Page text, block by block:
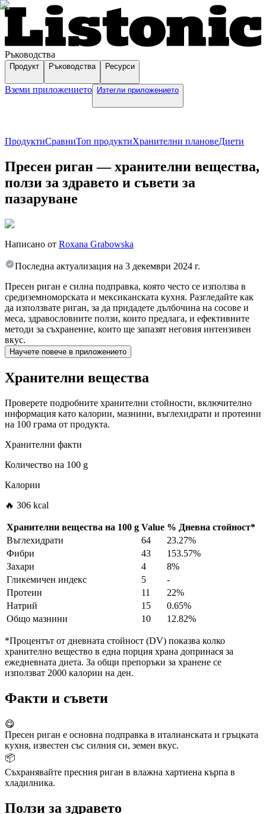
Ръководства
Продукт Ръководства Ресурси
Вземи приложението Изтегли приложението
ПродуктиСравниТоп продуктиХранителни плановеДиети
Пресен риган — хранителни вещества,
ползи за здравето и съвети за
пазаруване
Написано от Roxana Grabowska
Последна актуализация на 3 декември 2024 г.
Пресен риган е силна подправка, която често се използва в
средиземноморската и мексиканската кухня. Разгледайте как
да използвате риган, за да придадете дълбочина на сосове и
меса, здравословните ползи, които предлага, и ефективните
методи за съхранение, които ще запазят неговия интензивен
вкус.
Научете повече в приложението
Хранителни вещества
Проверете подробните хранителни стойности, включително
информация като калории, мазнини, въглехидрати и протеини
на 100 грама от продукта.
Хранителни факти
Количество на 100 g
Калории
🔥 306 kcal
Хранителни вещества на 100 g Value % Дневна стойност*
Въглехидрати
64
23.27%
Фибри
43
153.57%
Захари
4
8%
Гликемичен индекс
5
-
Протеин
11
22%
Натрий
15
0.65%
Общо мазнини
10 12.82%
*Процентът от дневната стойност (DV) показва колко
хранително вещество в една порция храна допринася за
ежедневната диета. За общи препоръки за хранене се
използват 2000 калории на ден.
Факти и съвети
😋
Пресен риган е основна подправка в италианската и гръцката
кухня, известен със силния си, земен вкус.
📦
Съхранявайте пресния риган в влажна хартиена кърпа в
хладилника.
Ползи за здравето